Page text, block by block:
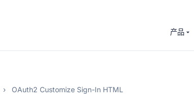
产品
› OAuth2 Customize Sign-In HTML